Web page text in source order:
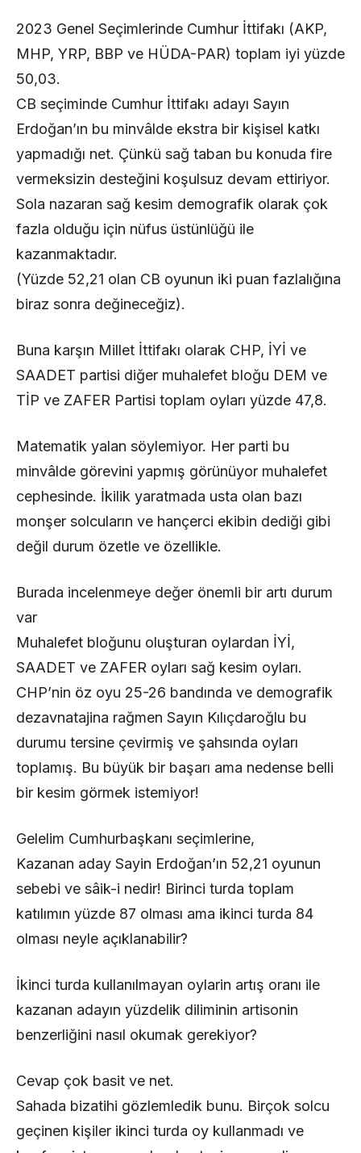
2023 Genel Seçimlerinde Cumhur İttifakı (AKP,
MHP, YRP, BBP ve HÜDA-PAR) toplam iyi yüzde
50,03.
CB seçiminde Cumhur İttifakı adayı Sayın
Erdoğan’ın bu minvâlde ekstra bir kişisel katkı
yapmadığı net. Çünkü sağ taban bu konuda fire
vermeksizin desteğini koşulsuz devam ettiriyor.
Sola nazaran sağ kesim demografik olarak çok
fazla olduğu için nüfus üstünlüğü ile
kazanmaktadır.
(Yüzde 52,21 olan CB oyunun iki puan fazlalığına
biraz sonra değineceğiz).
Buna karşın Millet İttifakı olarak CHP, İYİ ve
SAADET partisi diğer muhalefet bloğu DEM ve
TİP ve ZAFER Partisi toplam oyları yüzde 47,8.
Matematik yalan söylemiyor. Her parti bu
minvâlde görevini yapmış görünüyor muhalefet
cephesinde. İkilik yaratmada usta olan bazı
monşer solcuların ve hançerci ekibin dediği gibi
değil durum özetle ve özellikle.
Burada incelenmeye değer önemli bir artı durum
var
Muhalefet bloğunu oluşturan oylardan İYİ,
SAADET ve ZAFER oyları sağ kesim oyları.
CHP’nin öz oyu 25-26 bandında ve demografik
dezavnatajina rağmen Sayın Kılıçdaroğlu bu
durumu tersine çevirmiş ve şahsında oyları
toplamış. Bu büyük bir başarı ama nedense belli
bir kesim görmek istemiyor!
Gelelim Cumhurbaşkanı seçimlerine,
Kazanan aday Sayin Erdoğan’ın 52,21 oyunun
sebebi ve sâik-i nedir! Birinci turda toplam
katılımın yüzde 87 olması ama ikinci turda 84
olması neyle açıklanabilir?
İkinci turda kullanılmayan oylarin artış oranı ile
kazanan adayın yüzdelik diliminin artisonin
benzerliğini nasıl okumak gerekiyor?
Cevap çok basit ve net.
Sahada bizatihi gözlemledik bunu. Birçok solcu
geçinen kişiler ikinci turda oy kullanmadı ve